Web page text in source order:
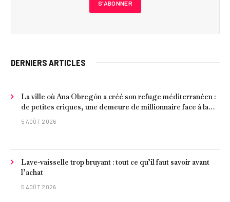
DERNIERS ARTICLES
La ville où Ana Obregón a créé son refuge méditerranéen :
de petites criques, une demeure de millionnaire face à la
mer et les meilleurs fruits de mer
5 AOÛT 2026
Lave-vaisselle trop bruyant : tout ce qu’il faut savoir avant
l’achat
5 AOÛT 2026